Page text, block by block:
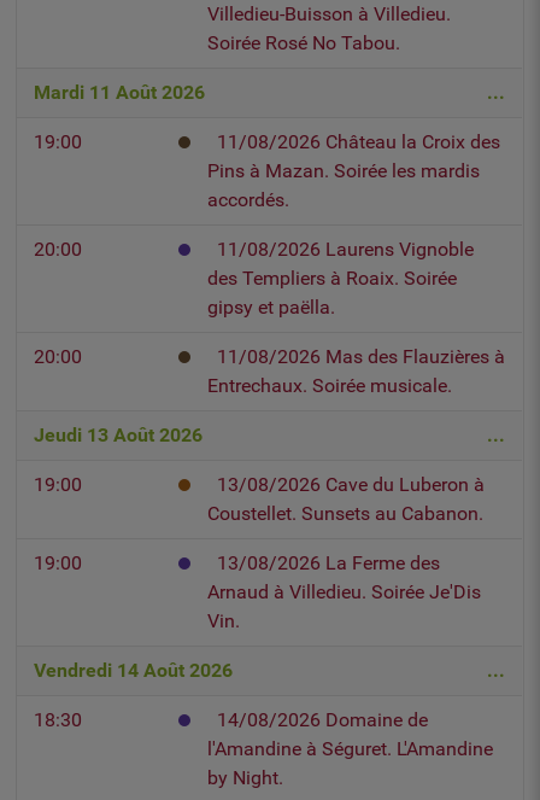
Villedieu-Buisson à Villedieu.
Soirée Rosé No Tabou.
Mardi 11 Août 2026 ...
19:00
11/08/2026 Château la Croix des
Pins à Mazan. Soirée les mardis
accordés.
20:00
11/08/2026 Laurens Vignoble
des Templiers à Roaix. Soirée
gipsy et paëlla.
20:00
11/08/2026 Mas des Flauzières à
Entrechaux. Soirée musicale.
Jeudi 13 Août 2026 ...
19:00
13/08/2026 Cave du Luberon à
Coustellet. Sunsets au Cabanon.
19:00
13/08/2026 La Ferme des
Arnaud à Villedieu. Soirée Je'Dis
Vin.
Vendredi 14 Août 2026 ...
18:30
14/08/2026 Domaine de
l'Amandine à Séguret. L'Amandine
by Night.